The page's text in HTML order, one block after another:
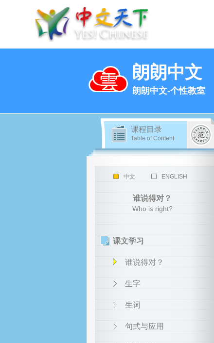
朗朗中文
朗朗中文-个性教室
课程目录
Table of Content
中文 ENGLISH
谁说得对？
Who is right?
课文学习
谁说得对？
生字
生词
句式与应用